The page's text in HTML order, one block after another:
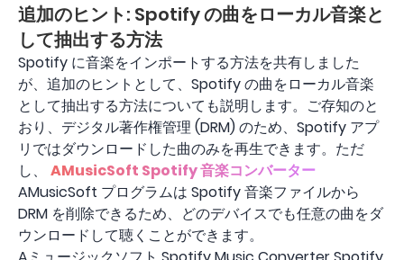
追加のヒント: Spotify の曲をローカル音楽と
して抽出する方法
Spotify に音楽をインポートする方法を共有しました
が、追加のヒントとして、Spotify の曲をローカル音楽
として抽出する方法についても説明します。ご存知のと
おり、デジタル著作権管理 (DRM) のため、Spotify アプ
リではダウンロードした曲のみを再生できます。ただ
し、 AMusicSoft Spotify 音楽コンバーター
AMusicSoft プログラムは Spotify 音楽ファイルから
DRM を削除できるため、どのデバイスでも任意の曲をダ
ウンロードして聴くことができます。